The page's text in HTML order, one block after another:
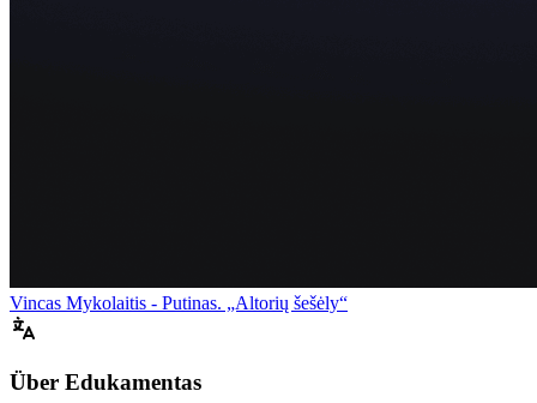
Vincas Mykolaitis - Putinas. „Altorių šešėly“
Über Edukamentas